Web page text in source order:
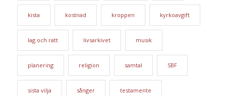
kista kostnad kroppen kyrkoavgift
lag och rätt livsarkivet musik
planering religion samtal SBF
sista vilja sånger testamente